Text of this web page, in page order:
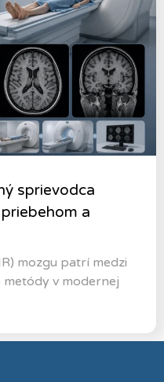
sprievodca
a
mozgu patrí medzi
v modernej